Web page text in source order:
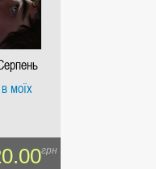
моїх
грн